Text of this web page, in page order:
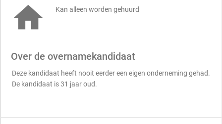
 Kan alleen worden gehuurd
Over de overnamekandidaat
Deze kandidaat heeft nooit eerder een eigen onderneming gehad.
De kandidaat is 31 jaar oud.